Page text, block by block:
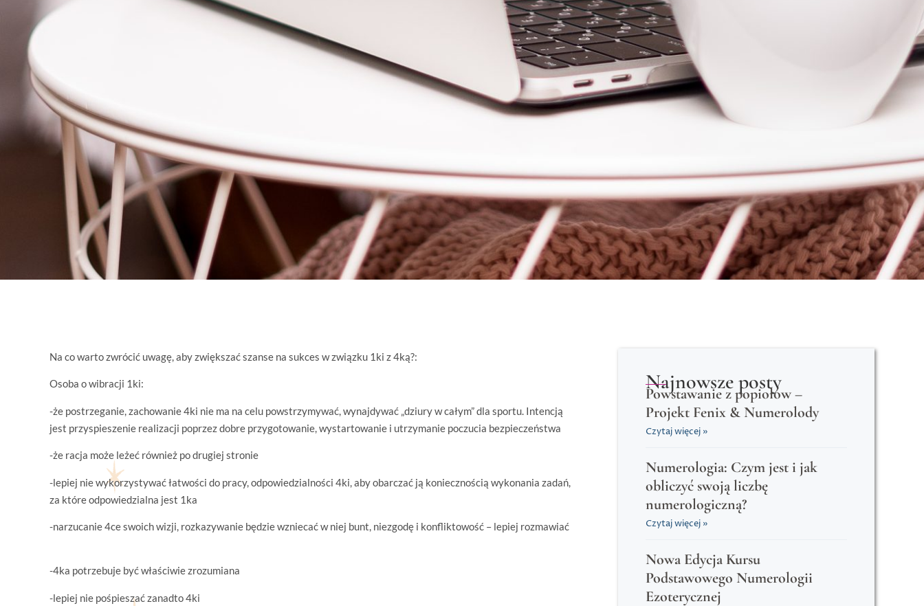
Na co warto zwrócić uwagę, aby zwiększać szanse na sukces w związku 1ki z 4ką?:
Osoba o wibracji 1ki:
-że postrzeganie, zachowanie 4ki nie ma na celu powstrzymywać, wynajdywać „dziury w całym” dla sportu. Intencją
jest przyspieszenie realizacji poprzez dobre przygotowanie, wystartowanie i utrzymanie poczucia bezpieczeństwa
-że racja może leżeć również po drugiej stronie
-lepiej nie wykorzystywać łatwości do pracy, odpowiedzialności 4ki, aby obarczać ją koniecznością wykonania zadań,
za które odpowiedzialna jest 1ka
-narzucanie 4ce swoich wizji, rozkazywanie będzie wzniecać w niej bunt, niezgodę i konfliktowość – lepiej rozmawiać
-4ka potrzebuje być właściwie zrozumiana
-lepiej nie pośpieszać zanadto 4ki
Najnowsze posty
Powstawanie z popiołów –
Projekt Fenix & Numerolody
Czytaj więcej »
Numerologia: Czym jest i jak
obliczyć swoją liczbę
numerologiczną?
Czytaj więcej »
Nowa Edycja Kursu
Podstawowego Numerologii
Ezoterycznej